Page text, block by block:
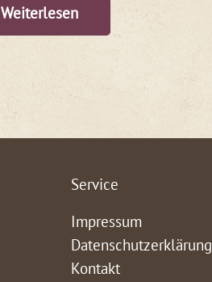
Weiterlesen
Service
Impressum
Datenschutzerklärung
Kontakt